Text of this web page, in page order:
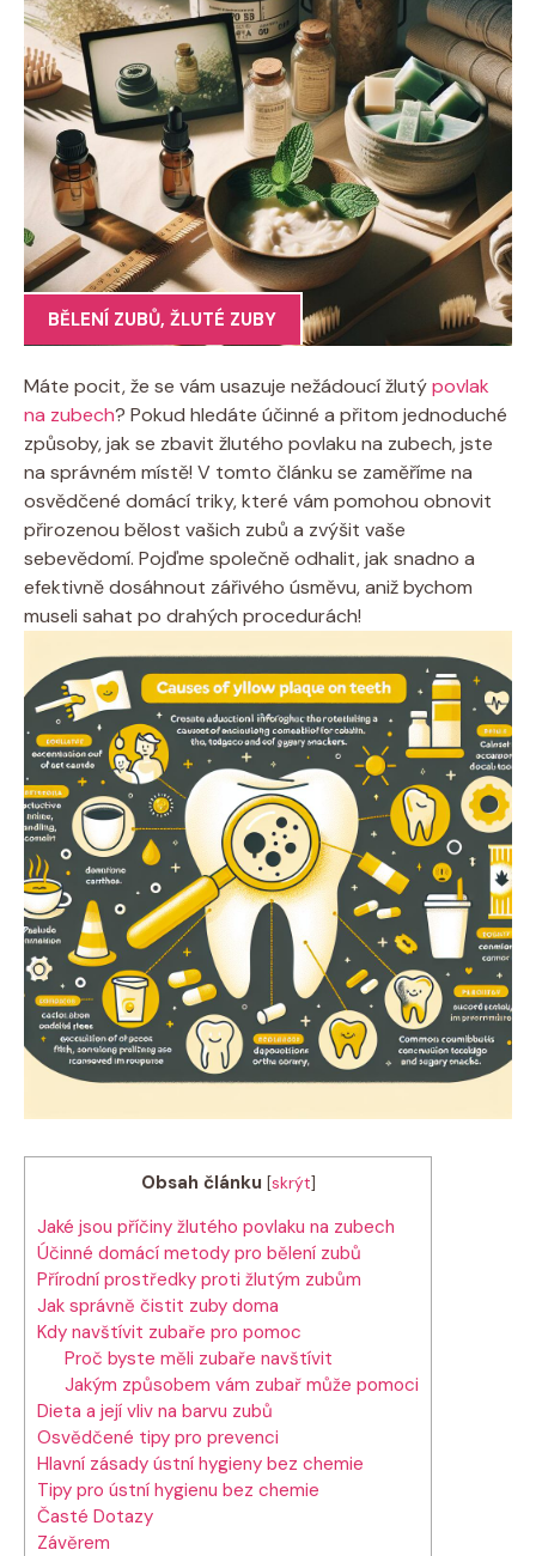
BĚLENÍ ZUBŮ, ŽLUTÉ ZUBY
Máte pocit, že se vám ⁣usazuje nežádoucí‍ žlutýpovlak
na zubech? Pokud ⁤hledáte účinné‍ a‌ přitom jednoduché
způsoby, jak se zbavit žlutého povlaku na⁤ zubech, jste
na ‌správném místě! ‌V tomto článku se ​zaměříme na
osvědčené domácí triky, ⁤které ‍vám pomohou obnovit
přirozenou bělost vašich zubů a zvýšit⁢ vaše
sebevědomí. Pojďme společně odhalit, jak snadno‌ a⁤
efektivně dosáhnout zářivého⁤ úsměvu, aniž⁣ bychom⁣
museli sahat po drahých procedurách!
Obsah článku [skrýt]
Jaké jsou příčiny žlutého povlaku na zubech
Účinné domácí ​metody pro bělení zubů
Přírodní⁤ prostředky proti žlutým zubům
Jak správně čistit zuby doma
Kdy navštívit zubaře pro pomoc
Proč byste měli‌ zubaře navštívit
Jakým způsobem vám zubař může pomoci
Dieta a její vliv‌ na barvu ⁢zubů
Osvědčené tipy pro prevenci
Hlavní zásady ústní‌ hygieny bez chemie
Tipy pro ústní hygienu bez ⁢chemie
Časté Dotazy
Závěrem